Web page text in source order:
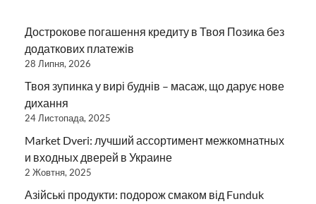
Дострокове погашення кредиту в Твоя Позика без
додаткових платежів
28 Липня, 2026
Твоя зупинка у вирі буднів – масаж, що дарує нове
дихання
24 Листопада, 2025
Market Dveri: лучший ассортимент межкомнатных
и входных дверей в Украине
2 Жовтня, 2025
Азійські продукти: подорож смаком від Funduk